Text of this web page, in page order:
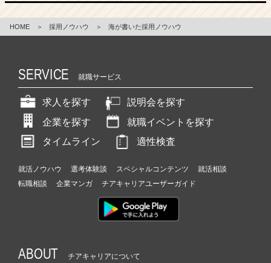
HOME ＞ 採用ノウハウ ＞ 海が書いた採用ノウハウ
SERVICE 就職サービス
求人を探す
説明会を探す
企業を探す
就職イベントを探す
タイムライン
適性検査
就活ノウハウ 選考体験談 スペシャルコンテンツ
就活相談
転職相談
企業マンガ チアキャリアユーザーガイド
ABOUT チアキャリアについて